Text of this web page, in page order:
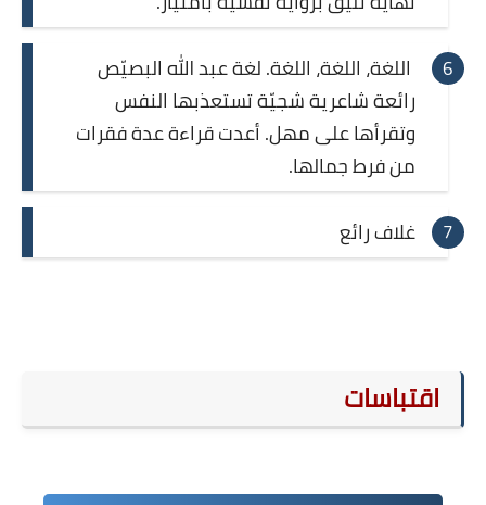
اللغة، اللغة، اللغة. لغة عبد الله البصيّص
رائعة شاعرية شجيّة تستعذبها النفس
وتقرأها على مهل. أعدت قراءة عدة فقرات
من فرط جمالها.
غلاف رائع
اقتباسات